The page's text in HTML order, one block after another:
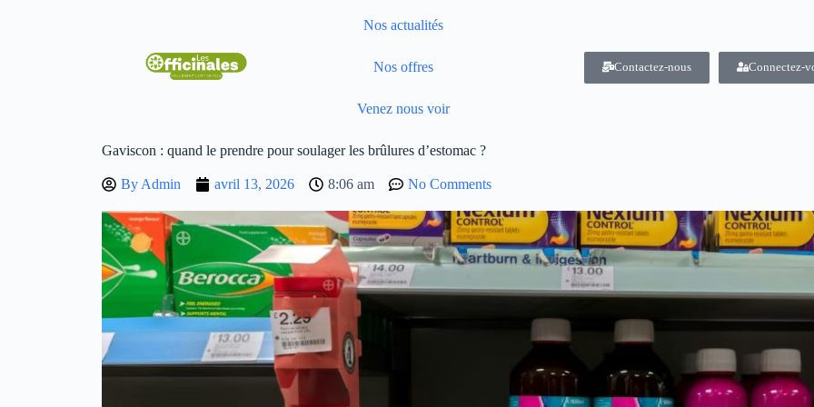
Nos actualités
Nos offres
Venez nous voir
Contactez-nous Connectez-
Gaviscon : quand le prendre pour soulager les brûlures d’estomac ?
By Admin avril 13, 2026 8:06 am No Comments